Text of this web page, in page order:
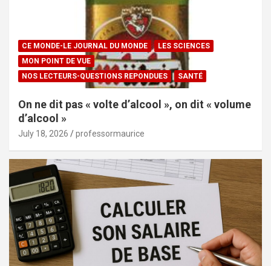
CE MONDE-LE JOURNAL DU MONDE
LES SCIENCES
MON POINT DE VUE
NOS LECTEURS-QUESTIONS REPONDUES
SANTÉ
On ne dit pas « volte d’alcool », on dit « volume
d’alcool »
July 18, 2026 professormaurice